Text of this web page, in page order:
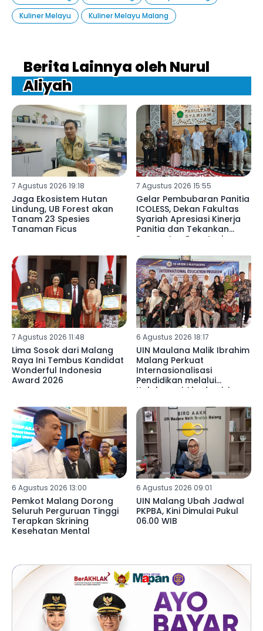
Kuliner Melayu
Kuliner Melayu Malang
Berita Lainnya oleh Nurul
Aliyah
7 Agustus 2026 19:18
Jaga Ekosistem Hutan
Lindung, UB Forest akan
Tanam 23 Spesies
Tanaman Ficus
7 Agustus 2026 15:55
Gelar Pembubaran Panitia
ICOLESS, Dekan Fakultas
Syariah Apresiasi Kinerja
Panitia dan Tekankan
Penguatan Reputasi
7 Agustus 2026 11:48
Lima Sosok dari Malang
Raya Ini Tembus Kandidat
Wonderful Indonesia
Award 2026
6 Agustus 2026 18:17
UIN Maulana Malik Ibrahim
Malang Perkuat
Internasionalisasi
Pendidikan melalui
Kolaborasi Akademisi
Mulyoagung
6 Agustus 2026 13:00
Pemkot Malang Dorong
Seluruh Perguruan Tinggi
Terapkan Skrining
Kesehatan Mental
6 Agustus 2026 09:01
UIN Malang Ubah Jadwal
PKPBA, Kini Dimulai Pukul
06.00 WIB